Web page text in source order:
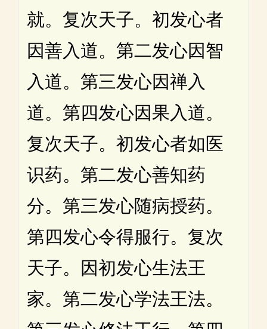
就。复次天子。初发心者
因善入道。第二发心因智
入道。第三发心因禅入
道。第四发心因果入道。
复次天子。初发心者如医
识药。第二发心善知药
分。第三发心随病授药。
第四发心令得服行。复次
天子。因初发心生法王
家。第二发心学法王法。